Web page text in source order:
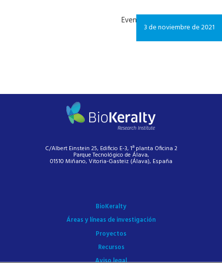
Evento de prueba
2
3 de noviembre de 2021
C/Albert Einstein 25, Edificio E-3, 1ª planta Oficina 2
Parque Tecnológico de Álava,
01510 Miñano, Vitoria-Gasteiz (Álava), España
BioKeralty
Áreas y líneas de investigación
Proyectos
Recursos
Aviso legal